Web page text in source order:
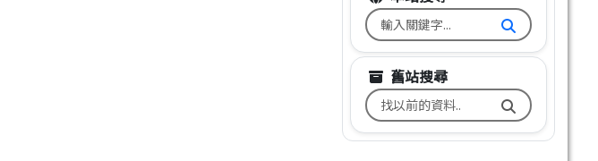
搜尋台南市文元國小全球資訊網
舊站搜尋
搜尋台南市文元國小舊校網關鍵